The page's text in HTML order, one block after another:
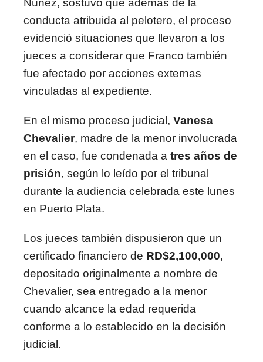
Núñez, sostuvo que además de la
conducta atribuida al pelotero, el proceso
evidenció situaciones que llevaron a los
jueces a considerar que Franco también
fue afectado por acciones externas
vinculadas al expediente.
En el mismo proceso judicial, Vanesa
Chevalier, madre de la menor involucrada
en el caso, fue condenada a tres años de
prisión, según lo leído por el tribunal
durante la audiencia celebrada este lunes
en Puerto Plata.
Los jueces también dispusieron que un
certificado financiero de RD$2,100,000,
depositado originalmente a nombre de
Chevalier, sea entregado a la menor
cuando alcance la edad requerida
conforme a lo establecido en la decisión
judicial.